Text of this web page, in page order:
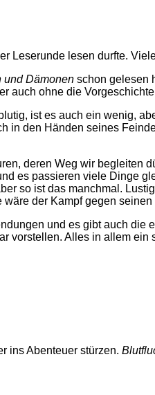
Leserunde lesen durfte.
und Dämonen schon gelesen
auch ohne die
ist es auch ein wenig,
in den Händen seines
deren Weg wir begleiten
es passieren viele Dinge
so ist das manchmal.
der Kampf gegen
und es gibt auch
vorstellen. Alles in allem
ins Abenteuer stürzen.